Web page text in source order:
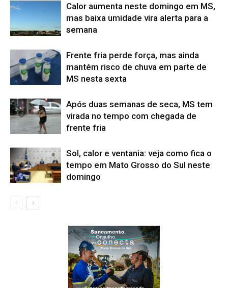
Calor aumenta neste domingo em MS,
mas baixa umidade vira alerta para a
semana
Frente fria perde força, mas ainda
mantém risco de chuva em parte de
MS nesta sexta
Após duas semanas de seca, MS tem
virada no tempo com chegada de
frente fria
Sol, calor e ventania: veja como fica o
tempo em Mato Grosso do Sul neste
domingo